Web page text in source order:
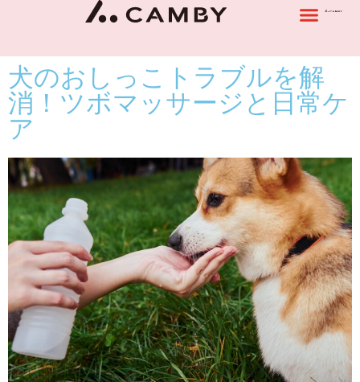
犬のおしっこトラブルを解
消！ツボマッサージと日常ケ
ア